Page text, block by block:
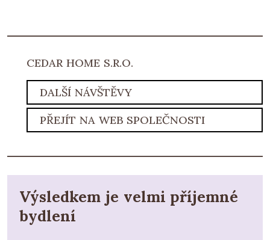
CEDAR HOME S.R.O.
DALŠÍ NÁVŠTĚVY
PŘEJÍT NA WEB SPOLEČNOSTI
Výsledkem je velmi příjemné
bydlení